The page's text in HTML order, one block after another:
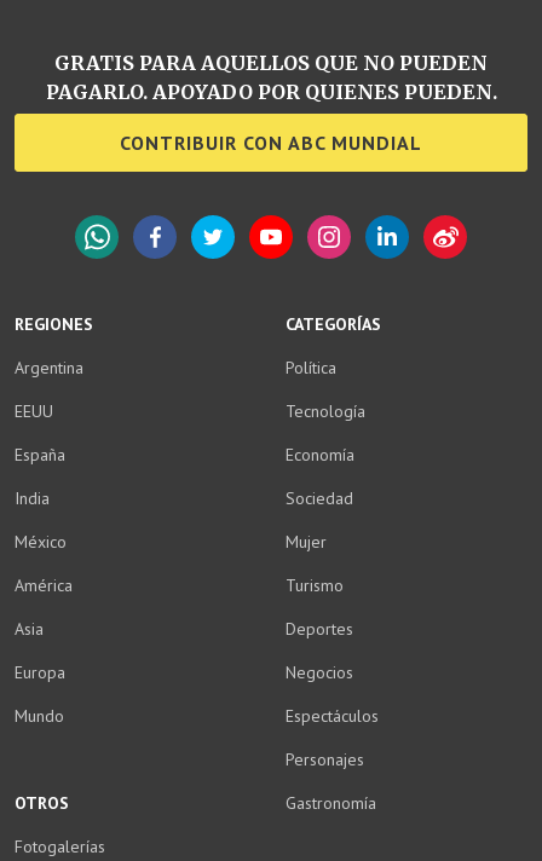
REGIONES
Argentina
EEUU
España
India
México
América
Asia
Europa
Mundo
CATEGORÍAS
Política
Tecnología
Economía
Sociedad
Mujer
Turismo
Deportes
Negocios
Espectáculos
Personajes
Gastronomía
OTROS
Fotogalerías
GRATIS PARA AQUELLOS QUE NO PUEDEN
PAGARLO. APOYADO POR QUIENES PUEDEN.
CONTRIBUIR CON ABC MUNDIAL